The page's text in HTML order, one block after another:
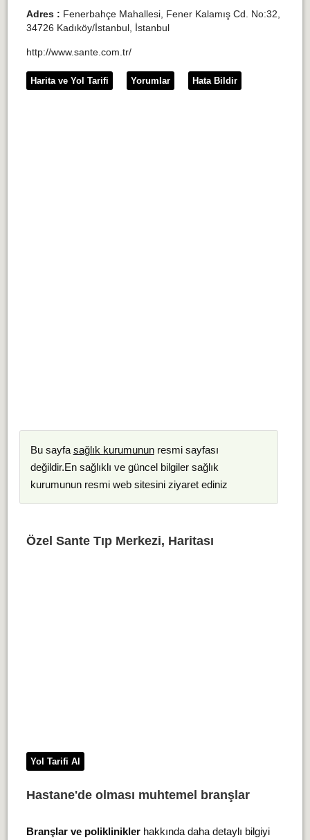
Adres : Fenerbahçe Mahallesi, Fener Kalamış Cd. No:32,
34726 Kadıköy/İstanbul, İstanbul
http://www.sante.com.tr/
Harita ve Yol Tarifi Yorumlar Hata Bildir
Bu sayfa sağlık kurumununresmi sayfası
değildir.En sağlıklı ve güncel bilgiler sağlık
kurumunun resmi web sitesini ziyaret ediniz
Özel Sante Tıp Merkezi, Haritası
Yol Tarifi Al
Hastane'de olması muhtemel branşlar
Branşlar ve polikliniklerhakkında daha detaylı bilgiyi